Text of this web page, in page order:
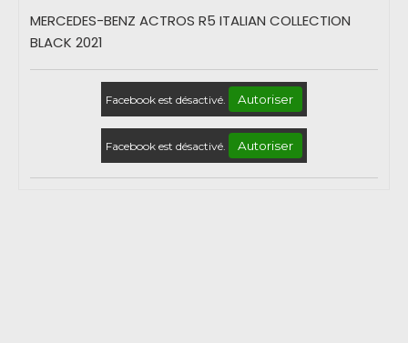
MERCEDES-BENZ ACTROS R5 ITALIAN COLLECTION
BLACK 2021
Facebook est désactivé. Autoriser
Facebook est désactivé. Autoriser